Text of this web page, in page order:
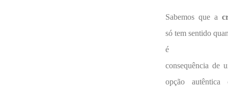
Sabemos que a
só tem sentido
é
consequência de
opção autêntica